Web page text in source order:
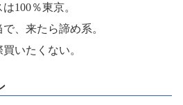
100％東京。
、来たら諦め系。
いたくない。